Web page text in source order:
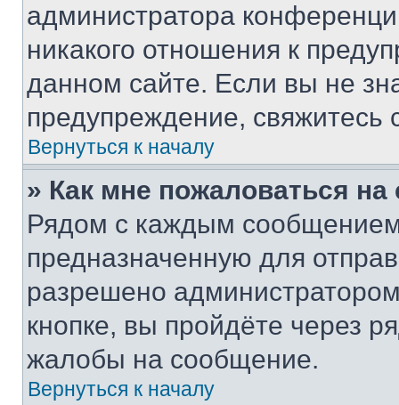
администратора
никакого отношения к
данном сайте. Если вы не
предупреждение,
Вернуться к началу
» Как мне пожаловаться
Рядом с каждым сообщением
предназначенную для
разрешено
кнопке, вы пройдёте через
жалобы на сообщение.
Вернуться к началу